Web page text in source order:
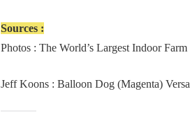
Sources :
Photos : The World’s Largest Indoor Farm
Jeff Koons : Balloon Dog (Magenta)